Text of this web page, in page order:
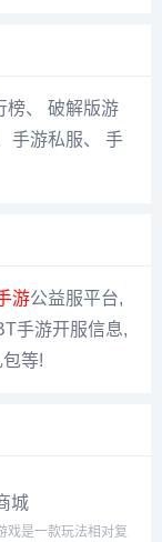
榜、 破解版游
手游私服、 手
游公益服平台,
手游开服信息,
等!
城
戏是一款玩法相对复